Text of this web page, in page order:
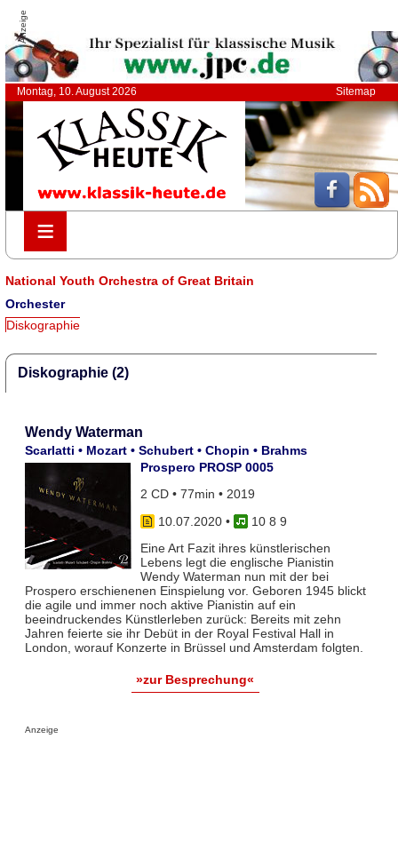
Anzeige
Montag, 10. August 2026 Sitemap
≡
≡
National Youth Orchestra of Great Britain
Orchester
Diskographie
Diskographie (2)
Wendy Waterman
Scarlatti • Mozart • Schubert • Chopin • Brahms
Prospero PROSP 0005
2 CD • 77min • 2019
10.07.2020•
10 8 9
Eine Art Fazit ihres künstlerischen
Lebens legt die englische Pianistin
Wendy Waterman nun mit der bei
Prospero erschienenen Einspielung vor. Geboren 1945 blickt
die agile und immer noch aktive Pianistin auf ein
beeindruckendes Künstlerleben zurück: Bereits mit zehn
Jahren feierte sie ihr Debüt in der Royal Festival Hall in
London, worauf Konzerte in Brüssel und Amsterdam folgten.
»zur Besprechung«
Anzeige